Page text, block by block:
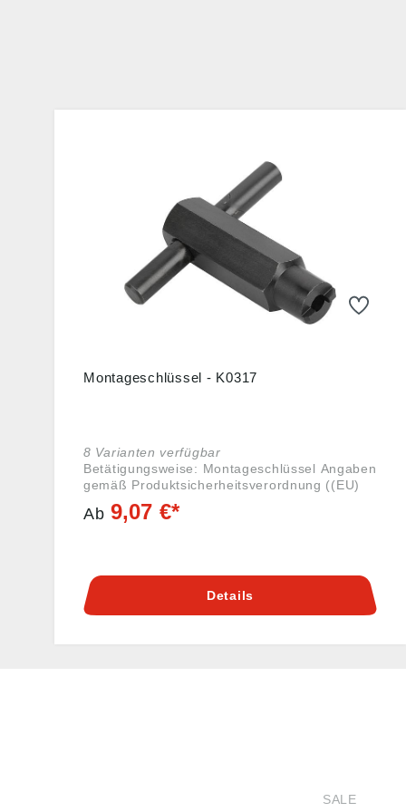
Montageschlüssel - K0317
8 Varianten verfügbar
Betätigungsweise: Montageschlüssel Angaben
gemäß Produktsicherheitsverordnung ((EU)
2023/998): Heinrich Kipp Werk GmbH &
Co.KG, Heubergstr. 2, 72172 Sulz am Neckar,
Ab 9,07 €*
Details
SALE